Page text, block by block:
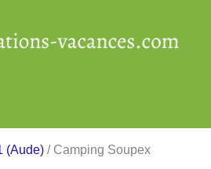
(Aude) / Camping Soupex